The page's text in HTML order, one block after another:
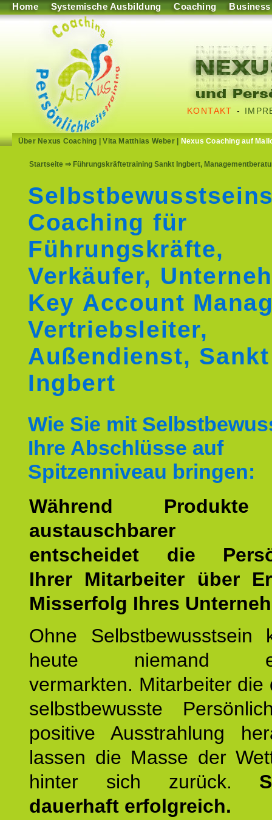
Home Systemische Ausbildung Coaching Business
KONTAKT -
Über Nexus Coaching |Vita Matthias Weber| Nexus Coaching auf
Startseite ⇒ Führungskräftetraining Sankt Ingbert,
Coaching für
Führungskräfte,
Verkäufer,
Key Account
Vertriebsleiter,
Außendienst, Sankt
Ingbert
Wie Sie mit
Ihre Abschlüsse auf
Spitzenniveau bringen:
Während
austauschbarer
entscheidet die
Ihrer Mitarbeiter über
Misserfolg Ihres
Ohne Selbstbewusstsein
heute niemand
vermarkten. Mitarbeiter die
selbstbewusste
positive Ausstrahlung
lassen die Masse der
hinter sich zurück.
dauerhaft erfolgreich.